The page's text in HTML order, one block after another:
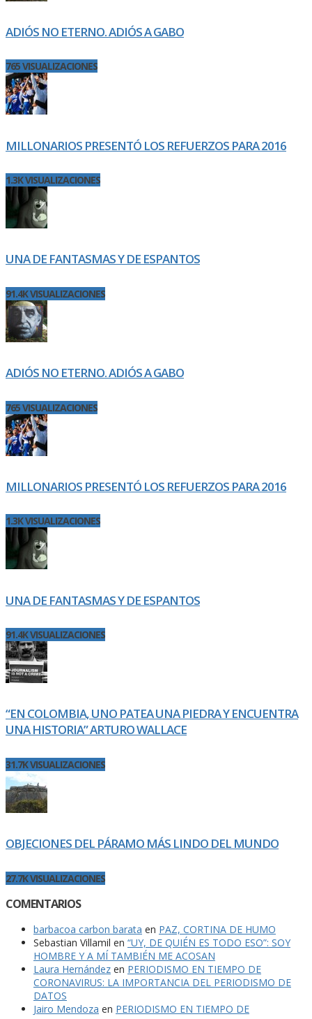
ADIÓS NO ETERNO. ADIÓS A GABO
765 VISUALIZACIONES
MILLONARIOS PRESENTÓ LOS REFUERZOS PARA 2016
1.3K VISUALIZACIONES
UNA DE FANTASMAS Y DE ESPANTOS
91.4K VISUALIZACIONES
ADIÓS NO ETERNO. ADIÓS A GABO
765 VISUALIZACIONES
MILLONARIOS PRESENTÓ LOS REFUERZOS PARA 2016
1.3K VISUALIZACIONES
UNA DE FANTASMAS Y DE ESPANTOS
91.4K VISUALIZACIONES
“EN COLOMBIA, UNO PATEA UNA PIEDRA Y ENCUENTRA
UNA HISTORIA” ARTURO WALLACE
31.7K VISUALIZACIONES
OBJECIONES DEL PÁRAMO MÁS LINDO DEL MUNDO
27.7K VISUALIZACIONES
COMENTARIOS
barbacoa carbon barata en PAZ, CORTINA DE HUMO
Sebastian Villamil en “UY, DE QUIÉN ES TODO ESO”: SOY
HOMBRE Y A MÍ TAMBIÉN ME ACOSAN
Laura Hernández en PERIODISMO EN TIEMPO DE
CORONAVIRUS: LA IMPORTANCIA DEL PERIODISMO DE
DATOS
Jairo Mendoza en PERIODISMO EN TIEMPO DE